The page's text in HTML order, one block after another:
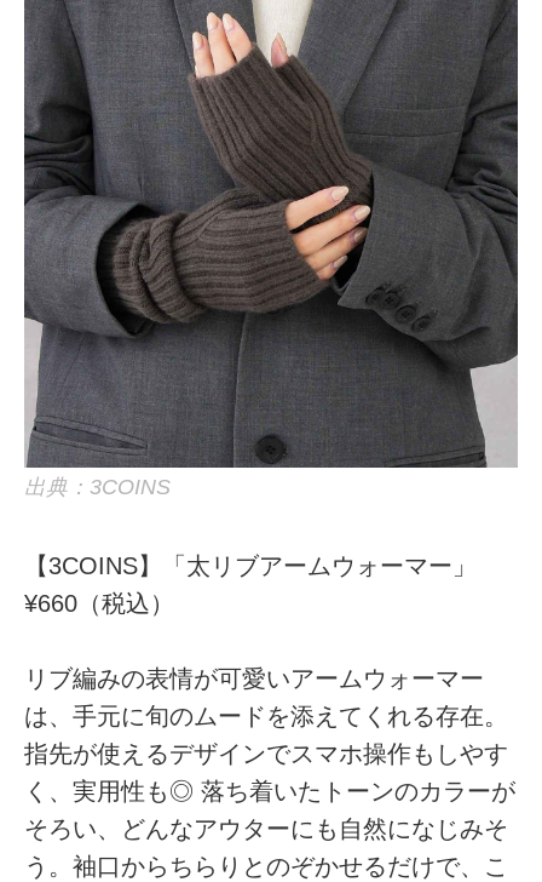
出典：3COINS
【3COINS】「太リブアームウォーマー」
¥660（税込）
リブ編みの表情が可愛いアームウォーマー
は、手元に旬のムードを添えてくれる存在。
指先が使えるデザインでスマホ操作もしやす
く、実用性も◎ 落ち着いたトーンのカラーが
そろい、どんなアウターにも自然になじみそ
う。袖口からちらりとのぞかせるだけで、こ